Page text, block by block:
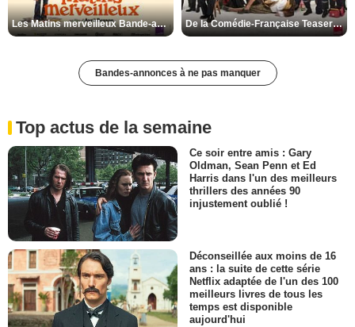
Les Matins merveilleux Bande-annonce VF De la Comédie-Française Teaser VF
Bandes-annonces à ne pas manquer
Top actus de la semaine
Ce soir entre amis : Gary
Oldman, Sean Penn et Ed
Harris dans l'un des meilleurs
thrillers des années 90
injustement oublié !
Déconseillée aux moins de 16
ans : la suite de cette série
Netflix adaptée de l'un des 100
meilleurs livres de tous les
temps est disponible
aujourd'hui